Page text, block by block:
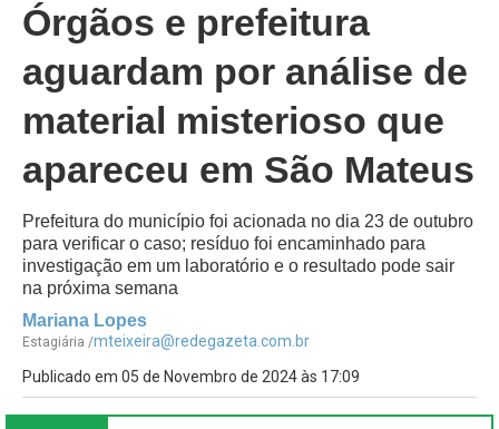
Órgãos e prefeitura
aguardam por análise de
material misterioso que
apareceu em São Mateus
Prefeitura do município foi acionada no dia 23 de outubro
para verificar o caso; resíduo foi encaminhado para
investigação em um laboratório e o resultado pode sair
na próxima semana
Mariana Lopes
Estagiária /mteixeira@redegazeta.com.br
Publicado em 05 de Novembro de 2024 às 17:09